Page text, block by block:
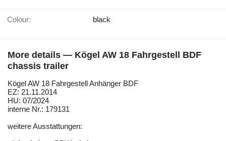
Colour: black
More details — Kögel AW 18 Fahrgestell BDF
chassis trailer
Kögel AW 18 Fahrgestell Anhänger BDF
EZ: 21.11.2014
HU: 07/2024
interne Nr.: 179131
weitere Ausstattungen: